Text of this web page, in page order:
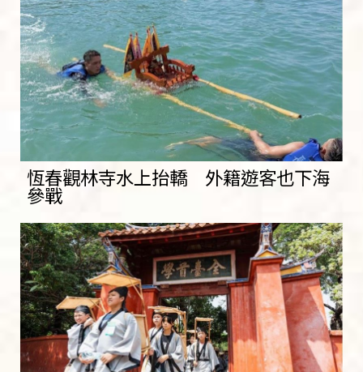
恆春觀林寺水上抬轎 外籍遊客也下海
參戰